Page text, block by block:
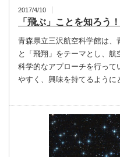
2017/4/10
「飛ぶ」ことを知ろう
青森県立三沢航空科学館は、
と「飛翔」をテーマとし、
科学的なアプローチを行って
やすく、興味を持てるように